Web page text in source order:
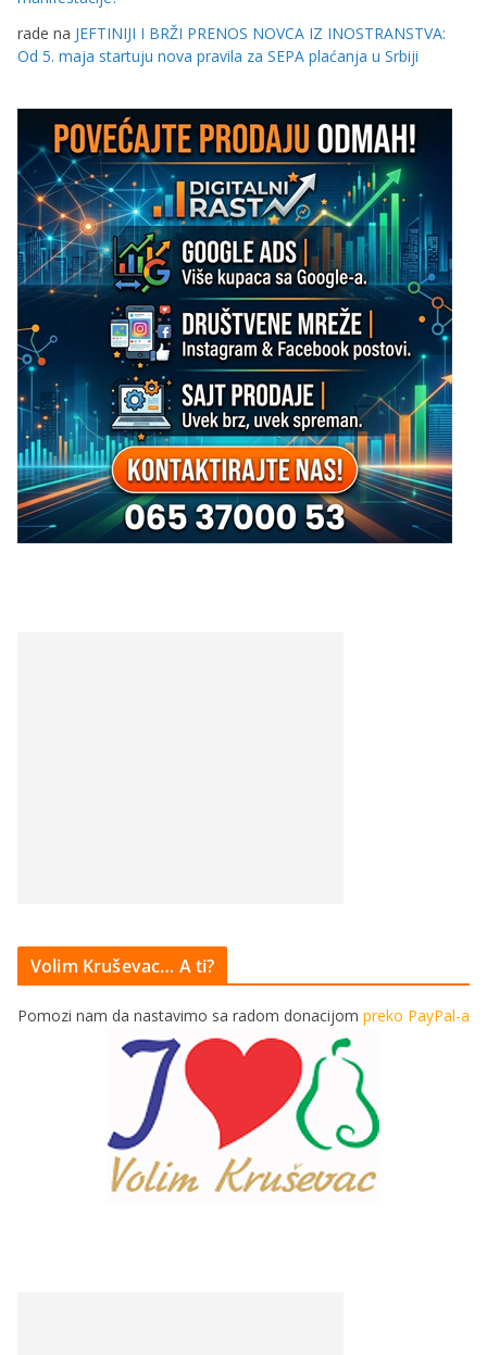
rade na JEFTINIJI I BRŽI PRENOS NOVCA IZ INOSTRANSTVA:
Od 5. maja startuju nova pravila za SEPA plaćanja u Srbiji
Volim Kruševac… A ti?
Pomozi nam da nastavimo sa radom donacijom preko PayPal-a